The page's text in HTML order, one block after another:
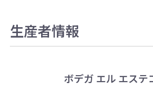
生産者情報
ボデガ エル エステ